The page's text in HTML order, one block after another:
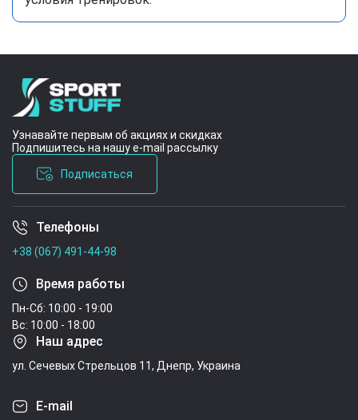
Узнавайте первым об акциях и скидках
Подпишитесь на нашу e-mail рассылку
Подписаться
Условия соглашения
Телефоны
+38 (067) 491-44-98
Время работы
Пн-Сб: 10:00 - 19:00
Вс: 10:00 - 18:00
Наш адрес
ул. Сечевых Стрельцов 11, Днепр, Украина
E-mail